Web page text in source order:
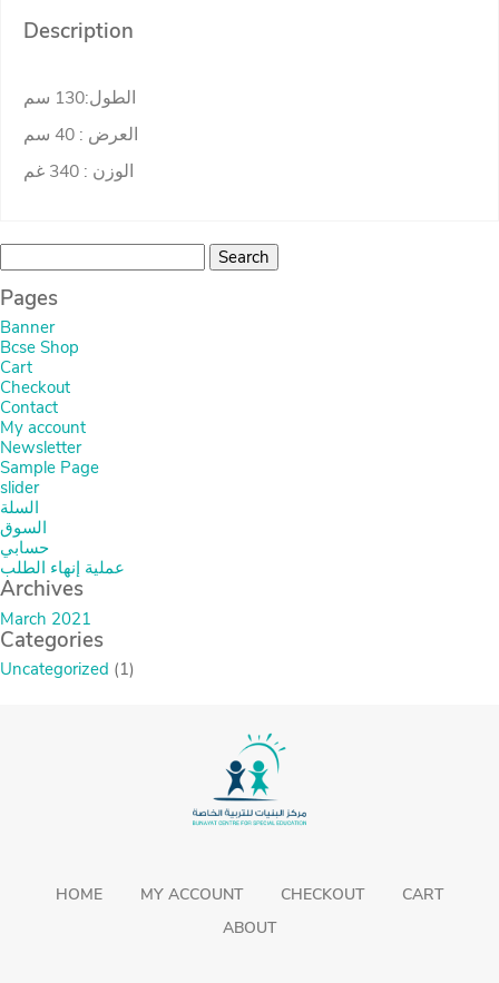
Description
الطول:130 سم
العرض : 40 سم
الوزن : 340 غم
Search
for:
Pages
Banner
Bcse Shop
Cart
Checkout
Contact
My account
Newsletter
Sample Page
slider
السلة
السوق
حسابي
عملية إنهاء الطلب
Archives
March 2021
Categories
Uncategorized (1)
HOME MY ACCOUNT CHECKOUT
CART
ABOUT